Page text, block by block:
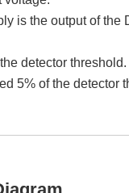
is the output of the
detector
5% of the detector